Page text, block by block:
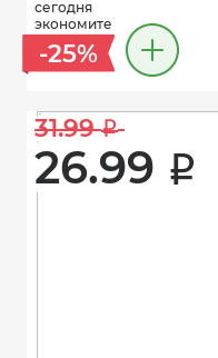
сегодня
экономите
-25%
31.99 i
26.99 i